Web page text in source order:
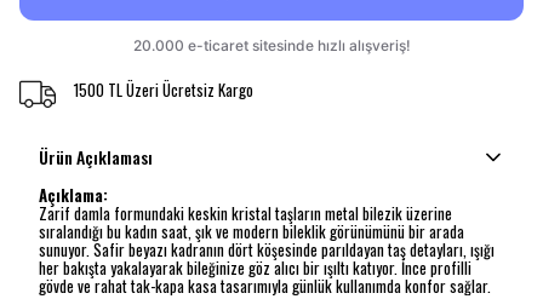
1500 TL Üzeri Ücretsiz Kargo
Ürün Açıklaması
Açıklama:
Zarif damla formundaki keskin kristal taşların metal bilezik üzerine
sıralandığı bu kadın saat, şık ve modern bileklik görünümünü bir arada
sunuyor. Safir beyazı kadranın dört köşesinde parıldayan taş detayları, ışığı
her bakışta yakalayarak bileğinize göz alıcı bir ışıltı katıyor. İnce profilli
gövde ve rahat tak-kapa kasa tasarımıyla günlük kullanımda konfor sağlar.